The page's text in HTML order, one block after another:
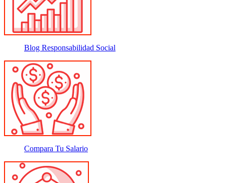
Blog Responsabilidad Social
Compara Tu Salario